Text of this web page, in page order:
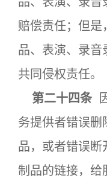
赔偿责任；但是
品、表演、录音
共同侵权责任。
第二十四条
务提供者错误删
品，或者错误断
制品的链接，给